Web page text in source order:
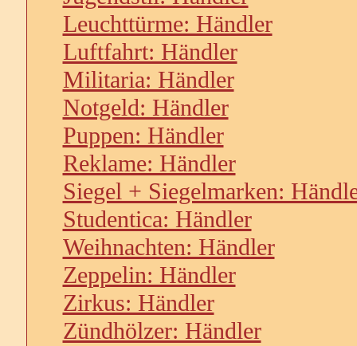
Leuchttürme: Händler
Luftfahrt: Händler
Militaria: Händler
Notgeld: Händler
Puppen: Händler
Reklame: Händler
Siegel + Siegelmarken:
Studentica: Händler
Weihnachten: Händler
Zeppelin: Händler
Zirkus: Händler
Zündhölzer: Händler